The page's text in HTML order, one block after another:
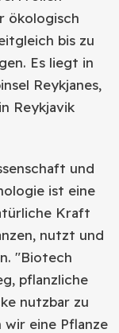
ökologisch
bis zu
Es liegt in
Reykjanes,
Reykjavik
und
ist eine
Kraft
nutzt und
"Biotech
pflanzliche
nutzbar zu
wir eine Pflanze